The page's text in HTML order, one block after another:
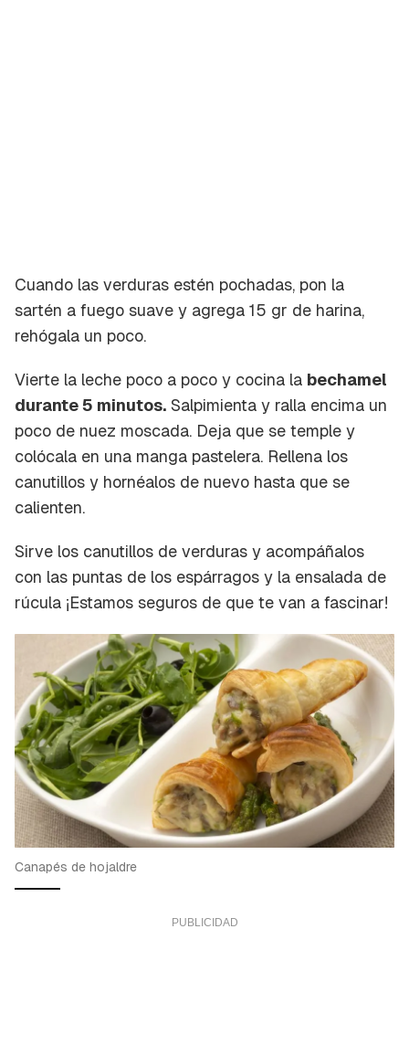
Cuando las verduras estén pochadas, pon la
sartén a fuego suave y agrega 15 gr de harina,
rehógala un poco.
Vierte la leche poco a poco y cocina la bechamel
durante 5 minutos. Salpimienta y ralla encima un
poco de nuez moscada. Deja que se temple y
colócala en una manga pastelera. Rellena los
canutillos y hornéalos de nuevo hasta que se
calienten.
Sirve los canutillos de verduras y acompáñalos
con las puntas de los espárragos y la ensalada de
rúcula ¡Estamos seguros de que te van a fascinar!
Canapés de hojaldre